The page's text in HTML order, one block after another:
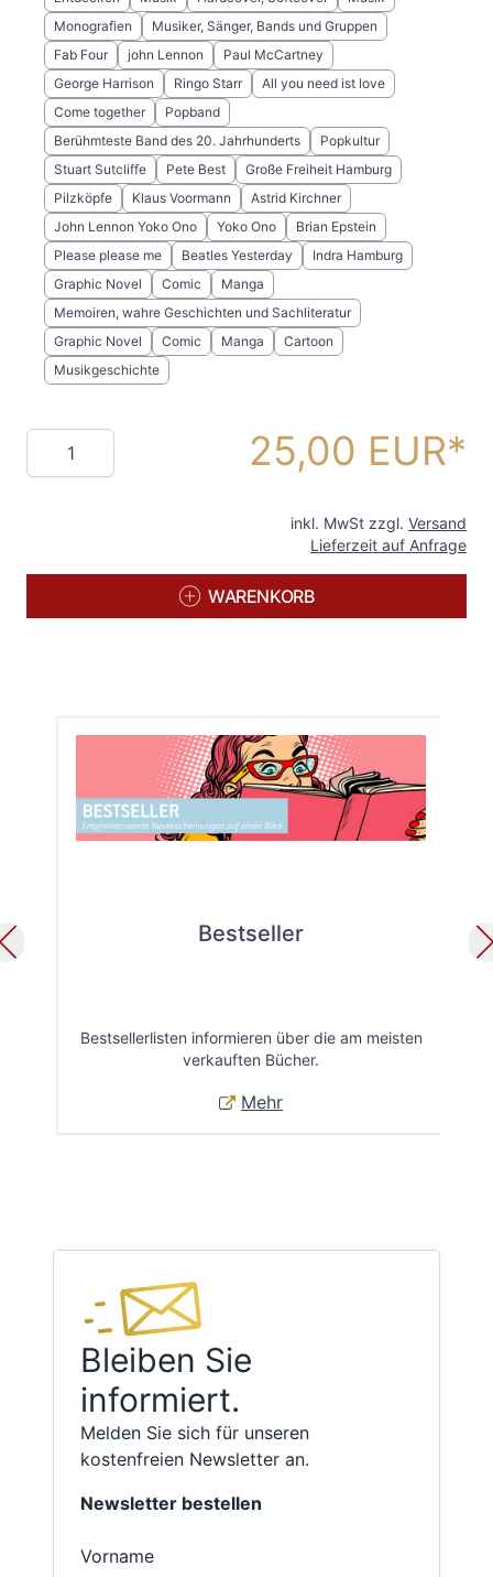
Monografien
Musiker, Sänger, Bands und Gruppen
Fab Four
john Lennon
Paul McCartney
George Harrison
Ringo Starr
All you need ist love
Come together
Popband
Berühmteste Band des 20. Jahrhunderts
Popkultur
Stuart Sutcliffe
Pete Best
Große Freiheit Hamburg
Pilzköpfe
Klaus Voormann
Astrid Kirchner
John Lennon Yoko Ono
Yoko Ono
Brian Epstein
Please please me
Beatles Yesterday
Indra Hamburg
Graphic Novel
Comic
Manga
Memoiren, wahre Geschichten und Sachliteratur
Graphic Novel
Comic Manga
Cartoon
Musikgeschichte
Menge 25,00 EUR
inkl. MwSt zzgl. Versand
Lieferzeit auf Anfrage
WARENKORB
Bestseller
Bestsellerlisten informieren über die am meisten
verkauften Bücher.
Mehr
Bleiben Sie
informiert.
Melden Sie sich für unseren
kostenfreien Newsletter an.